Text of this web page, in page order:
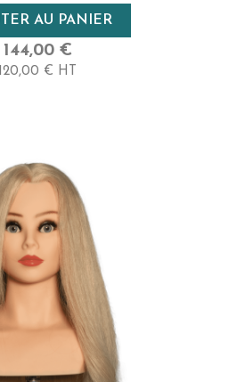
AU PANIER
144,00 €
120,00 € HT